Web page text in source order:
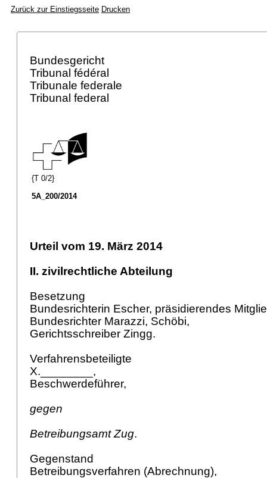
Zurück zur Einstiegsseite Drucken
Bundesgericht
Tribunal fédéral
Tribunale federale
Tribunal federal
{T 0/2}
5A_200/2014
Urteil vom 19. März 2014
II. zivilrechtliche Abteilung
Besetzung
Bundesrichterin Escher, präsidierendes
Bundesrichter Marazzi, Schöbi,
Gerichtsschreiber Zingg.
Verfahrensbeteiligte
X.________,
Beschwerdeführer,
gegen
Betreibungsamt Zug.
Gegenstand
Betreibungsverfahren (Abrechnung),